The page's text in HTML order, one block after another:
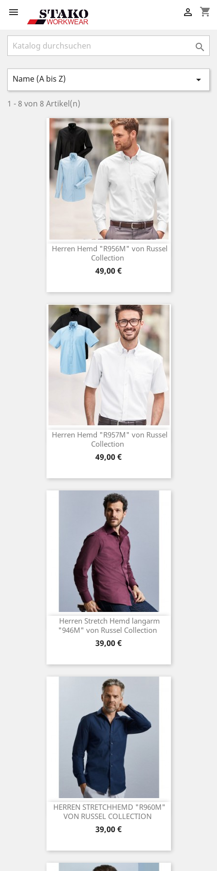
 shopping_cart


Name (A bis Z) 
1 - 8 von 8 Artikel(n)
Herren Hemd "R956M" von Russel
Collection
Preis
49,00 €
Herren Hemd "R957M" von Russel
Collection
Preis
49,00 €
Herren Stretch Hemd langarm
"946M" von Russel Collection
Preis
39,00 €
HERREN STRETCHHEMD "R960M"
VON RUSSEL COLLECTION
Preis
39,00 €